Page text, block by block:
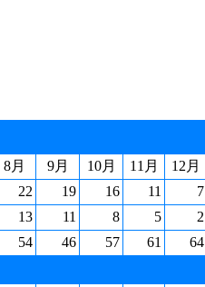
8月 9月 10月 11月
12月
22 19 16 11
7
13 11 8 5
2
54 46 57 61 64